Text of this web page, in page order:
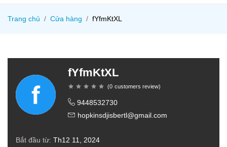
Trang chủ Cửa hàng fYfmKtXL
fYfmKtXL
(0 customers review)
9448532730
hopkinsdjisbertl@gmail.com
Bắt đầu từ: Th12 11, 2024